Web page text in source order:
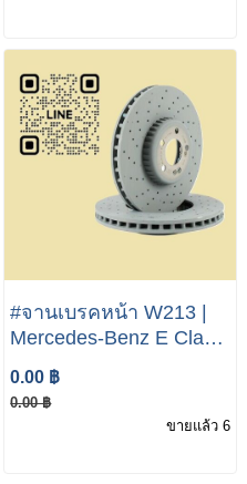
#จานเบรคหน้า W213 |
Mercedes-Benz E Class
W213 E220 CDI E200
0.00 ฿
0.00 ฿
ขายแล้ว 6